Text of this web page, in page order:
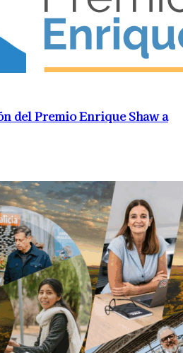
del Premio Enrique Shaw a